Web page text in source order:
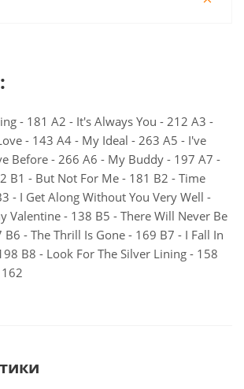
- 181 A2 - It's Always You - 212 A3 -
- 143 A4 - My Ideal - 263 A5 - I've
Before - 266 A6 - My Buddy - 197 A7 -
B1 - But Not For Me - 181 B2 - Time
- I Get Along Without You Very Well -
Valentine - 138 B5 - There Will Never Be
- The Thrill Is Gone - 169 B7 - I Fall In
B8 - Look For The Silver Lining - 158